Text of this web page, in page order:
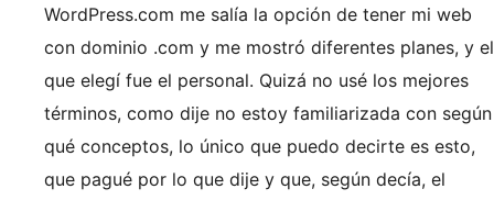
WordPress.com me salía la opción de tener mi web
con dominio .com y me mostró diferentes planes, y el
que elegí fue el personal. Quizá no usé los mejores
términos, como dije no estoy familiarizada con según
qué conceptos, lo único que puedo decirte es esto,
que pagué por lo que dije y que, según decía, el